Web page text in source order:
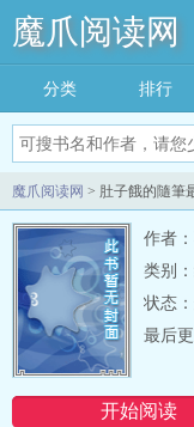
魔爪阅读网
分类 排行
魔爪阅读网 > 肚子餓的隨筆
作者：
类别
状态
开始阅读
最后